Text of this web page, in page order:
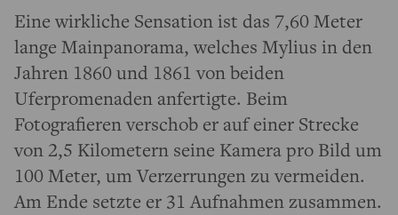
Eine wirkliche Sensation ist das 7,60 Meter
lange Mainpanorama, welches Mylius in den
Jahren 1860 und 1861 von beiden
Uferpromenaden anfertigte. Beim
Fotografieren verschob er auf einer Strecke
von 2,5 Kilometern seine Kamera pro Bild um
100 Meter, um Verzerrungen zu vermeiden.
Am Ende setzte er 31 Aufnahmen zusammen.